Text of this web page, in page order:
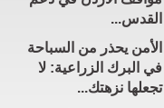
القدس...
الأمن يحذر من السباحة
في البرك الزراعية: لا
تجعلها نزهتك...